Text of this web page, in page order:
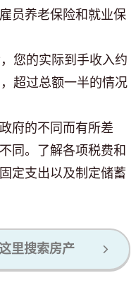
员养老保险和就业保
您的实际到手收入约
超过总额一半的情况
府的不同而有所差
同。了解各项税费和
定支出以及制定储蓄
里搜索房产